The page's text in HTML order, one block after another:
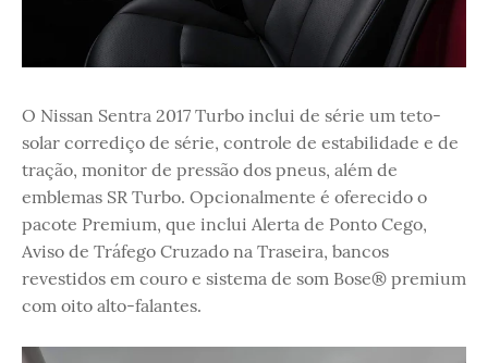
O Nissan Sentra 2017 Turbo inclui de série um teto-
solar corrediço de série, controle de estabilidade e de
tração, monitor de pressão dos pneus, além de
emblemas SR Turbo. Opcionalmente é oferecido o
pacote Premium, que inclui Alerta de Ponto Cego,
Aviso de Tráfego Cruzado na Traseira, bancos
revestidos em couro e sistema de som Bose® premium
com oito alto-falantes.